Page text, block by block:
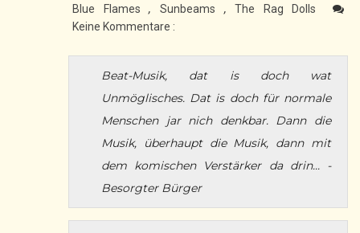
o
Blue Flames, Sunbeams ,The Rag Dolls
Keine Kommentare :
Beat-Musik, dat is doch wat
Unmöglisches. Dat is doch für normale
Menschen jar nich denkbar. Dann die
Musik, überhaupt die Musik, dann mit
dem komischen Verstärker da drin...-
Besorgter Bürger